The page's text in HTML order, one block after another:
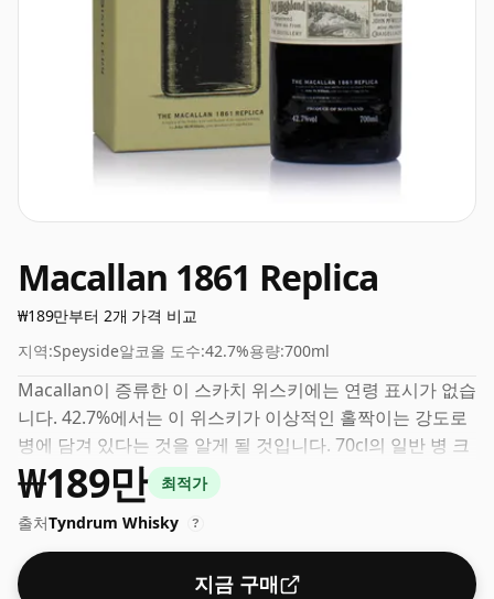
Macallan 1861 Replica
₩189만부터 2개 가격 비교
지역:Speyside알코올 도수:42.7%용량:700ml
Macallan이 증류한 이 스카치 위스키에는 연령 표시가 없습
니다. 42.7%에서는 이 위스키가 이상적인 홀짝이는 강도로
병에 담겨 있다는 것을 알게 될 것입니다. 70cl의 일반 병 크
기로 제공됩니다.
₩189만
최적가
출처Tyndrum Whisky ?
지금 구매